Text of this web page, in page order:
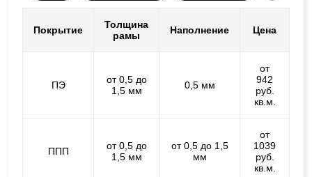
Покрытие
Толщина
рамы
Наполнение Цена
ПЭ
от 0,5 до
1,5 мм
0,5 мм
от
942
руб.
кв.м.
ППП
от 0,5 до
1,5 мм
от 0,5 до 1,5
мм
от
1039
руб.
кв.м.